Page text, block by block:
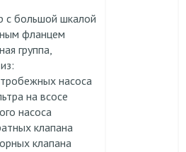
с большой шкалой
фланцем
группа,
насоса
на всосе
насоса
клапана
клапана